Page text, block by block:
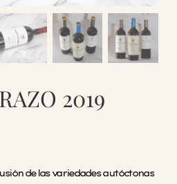
2019
de las variedades autóctonas